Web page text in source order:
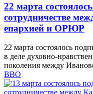
22 марта
сотрудничестве
епархией и ОРЮР
22 марта состоялось
в деле духовно-
поколения между
ВВО